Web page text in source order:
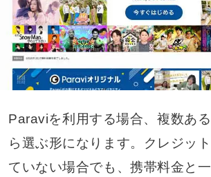
Paraviを利用する場合、複数あ
ら選ぶ形になります。クレジッ
ていない場合でも、携帯料金と